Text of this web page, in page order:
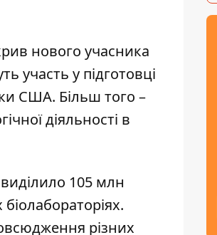
нового учасника
участь у підготовці
США. Більш того –
діяльності в
105 млн
різних